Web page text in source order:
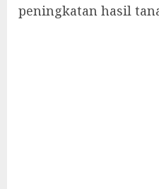
peningkatan hasil